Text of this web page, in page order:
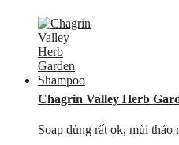
Chagrin Valley Herb
Soap dùng rất ok, mùi